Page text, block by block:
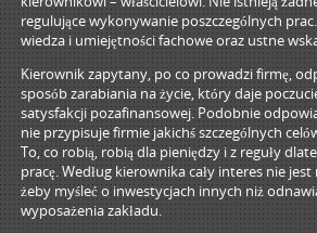
regulujące wykonywanie poszczególnych
wiedza i umiejętności fachowe oraz ustne
Kierownik zapytany, po co prowadzi firmę,
sposób zarabiania na życie, który daje
satysfakcji pozafinansowej. Podobnie
nie przypisuje firmie jakichś szczególnych
To, co robią, robią dla pieniędzy i z reguły
pracę. Według kierownika cały interes nie
żeby myśleć o inwestycjach innych niż
wyposażenia zakładu.